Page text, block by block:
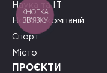
Наука та ІТ
Новини компаній
Спорт
Місто
ПРОЄКТИ
КНОПКА
ЗВ'ЯЗКУ